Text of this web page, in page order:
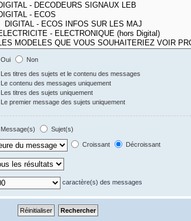
Oui
Non
Les titres des sujets et le contenu des messages
Le contenu des messages uniquement
Les titres des sujets uniquement
Le premier message des sujets uniquement
Message(s)
Sujet(s)
Croissant Décroissant
caractère(s) des messages